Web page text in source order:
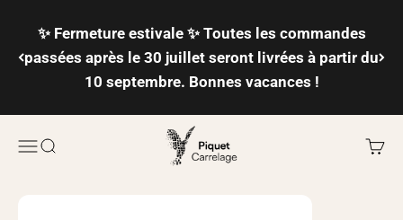
✨ Fermeture estivale ✨ Toutes les commandes
passées après le 30 juillet seront livrées à partir du
10 septembre. Bonnes vacances !
Ouvrir la navigation
Ouvrir la recherche
Piquet Carrelage
Voir